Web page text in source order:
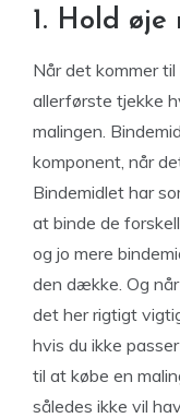
1. Hold
Når det kommer
allerførste tjekke
malingen.
komponent, når
Bindemidlet har
at binde de
og jo mere
den dække. Og
det her rigtigt
hvis du ikke
til at købe en
således ikke vil